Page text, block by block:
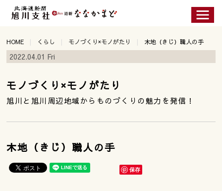
HOME くらし モノづくり×モノがたり 木地（きじ）職人の手
2022.04.01 Fri
モノづくり×モノがたり
旭川と旭川周辺地域からものづくりの魅力を発信！
木地（きじ）職人の手
保存